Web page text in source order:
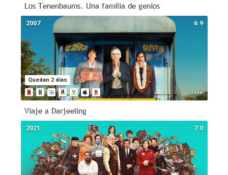
Los Tenenbaums. Una familia de genios
6.9
Quedan 2 días
2007
Viaje a Darjeeling
7.0
2021